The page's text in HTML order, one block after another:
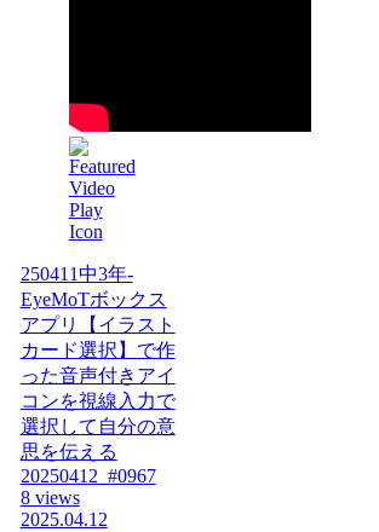
250411中3年-
EyeMoTボックス
アプリ【イラスト
カード選択】で作
った音声付きアイ
コンを視線入力で
選択して自分の意
思を伝える
20250412_#0967
8 views
2025.04.12